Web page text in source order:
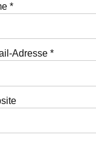
*
Adresse*